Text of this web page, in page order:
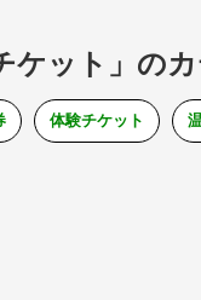
ケット」の
体験チケット